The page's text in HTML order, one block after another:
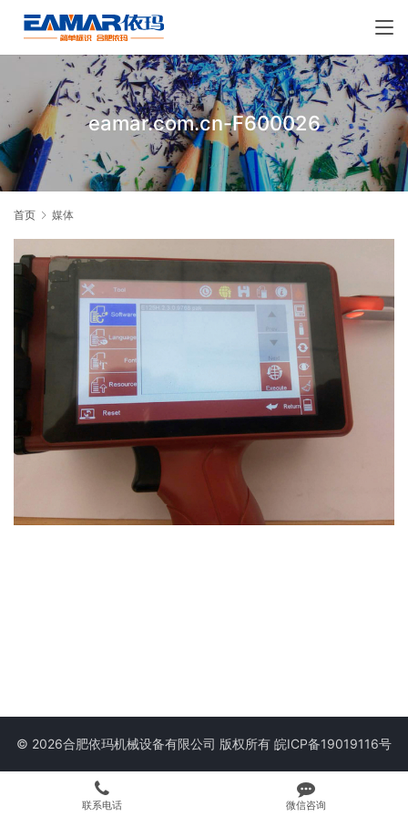
eamar.com.cn-F600026
首页 媒体
© 2026合肥依玛机械设备有限公司 版权所有 皖ICP备19019116号
联系电话 微信咨询